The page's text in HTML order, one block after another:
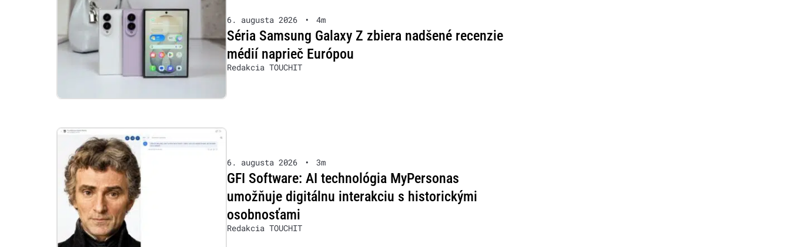
6. augusta 2026 • 4m
Séria Samsung Galaxy Z zbiera nadšené recenzie
médií naprieč Európou
Redakcia TOUCHIT
6. augusta 2026 • 3m
GFI Software: AI technológia MyPersonas
umožňuje digitálnu interakciu s historickými
osobnosťami
Redakcia TOUCHIT